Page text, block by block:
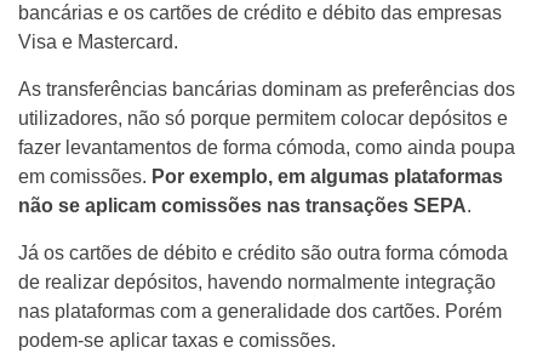
bancárias e os cartões de crédito e débito das empresas
Visa e Mastercard.
As transferências bancárias dominam as preferências dos
utilizadores, não só porque permitem colocar depósitos e
fazer levantamentos de forma cómoda, como ainda poupa
em comissões. Por exemplo, em algumas plataformas
não se aplicam comissões nas transações SEPA.
Já os cartões de débito e crédito são outra forma cómoda
de realizar depósitos, havendo normalmente integração
nas plataformas com a generalidade dos cartões. Porém
podem-se aplicar taxas e comissões.